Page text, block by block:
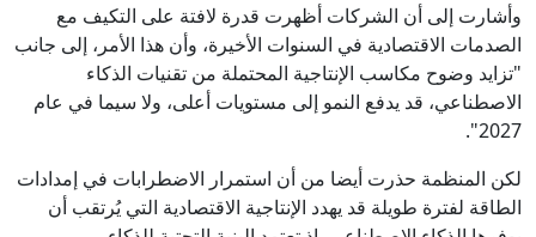
وأشارت إلى أن الشركات أظهرت قدرة لافتة على التكيف مع
الصدمات الاقتصادية في السنوات الأخيرة، وأن هذا الأمر، إلى جانب
"تزايد وضوح مكاسب الإنتاجية المحتملة من تقنيات الذكاء
الاصطناعي، قد يدفع النمو إلى مستويات أعلى، ولا سيما في عام
2027".
لكن المنظمة حذرت أيضا من أن استمرار الاضطرابات في إمدادات
الطاقة لفترة طويلة قد يهدد الإنتاجية الاقتصادية التي يُرتقب أن